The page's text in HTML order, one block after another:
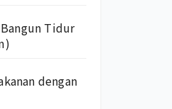
Tidur
dengan